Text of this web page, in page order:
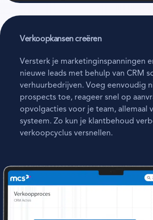
Verkoopkansen creëren
Versterk je marketinginspanningen
nieuwe leads met behulp van CRM
verhuurbedrijven. Voeg eenvoudig
prospects toe, reageer snel op
opvolgacties voor je team, allemaal
systeem. Zo kun je klantbehoud
verkoopcyclus versnellen.